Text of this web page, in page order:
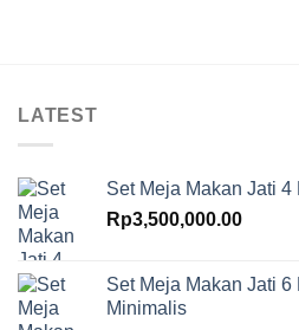
LATEST
Set Meja Makan Jati
Rp3,500,000.00
Set Meja Makan Jati
Minimalis